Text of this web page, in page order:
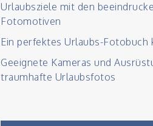
Urlaubsziele mit den
Fotomotiven
Ein perfektes Urlaubs-Fotobuch
Geeignete Kameras und
traumhafte Urlaubsfotos